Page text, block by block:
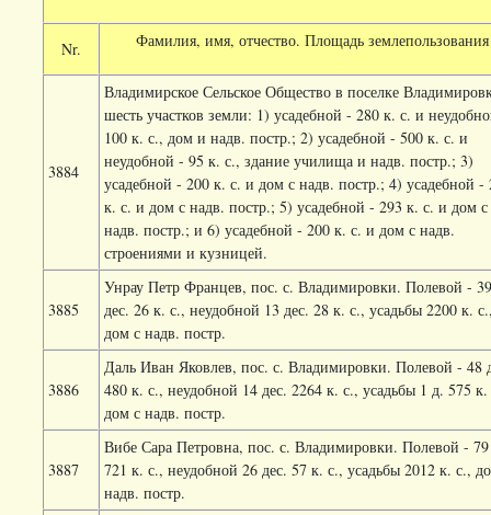
Nr. Фамилия, имя, отчество. Площадь землепользования
3884
Владимирское Сельское Общество в поселке
шесть участков земли: 1) усадебной - 280 к. с. и
100 к. с., дом и надв. постр.; 2) усадебной - 500 к. с. и
неудобной - 95 к. с., здание училища и надв. постр.; 3)
усадебной - 200 к. с. и дом с надв. постр.; 4) усадебной -
к. с. и дом с надв. постр.; 5) усадебной - 293 к. с. и дом с
надв. постр.; и 6) усадебной - 200 к. с. и дом с надв.
строениями и кузницей.
3885
Унрау Петр Францев, пос. с. Владимировки. Полевой - 39
дес. 26 к. с., неудобной 13 дес. 28 к. с., усадьбы 2200 к.
дом с надв. постр.
3886
Даль Иван Яковлев, пос. с. Владимировки. Полевой - 48
480 к. с., неудобной 14 дес. 2264 к. с., усадьбы 1 д. 575
дом с надв. постр.
3887
Вибе Сара Петровна, пос. с. Владимировки. Полевой - 79
721 к. с., неудобной 26 дес. 57 к. с., усадьбы 2012 к. с.,
надв. постр.